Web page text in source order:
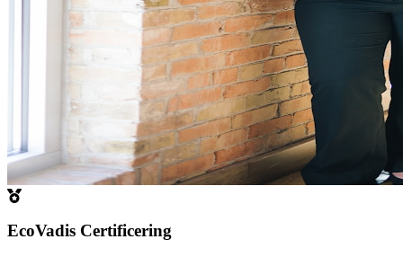
EcoVadis Certificering